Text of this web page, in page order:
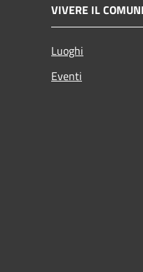
VIVERE IL
Luoghi
Eventi